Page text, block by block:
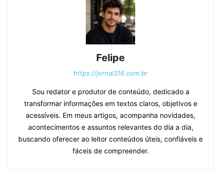
Felipe
https://jornal316.com.br
Sou redator e produtor de conteúdo, dedicado a
transformar informações em textos claros, objetivos e
acessíveis. Em meus artigos, acompanha novidades,
acontecimentos e assuntos relevantes do dia a dia,
buscando oferecer ao leitor conteúdos úteis, confiáveis e
fáceis de compreender.